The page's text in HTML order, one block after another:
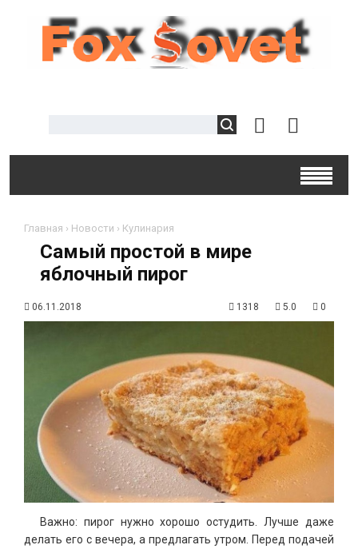
Главная › Новости › Кулинария
Самый простой в мире
яблочный пирог
06.11.2018 1318 5.0 0
Важно: пирог нужно хорошо остудить. Лучше даже
делать его с вечера, а предлагать утром. Перед подачей